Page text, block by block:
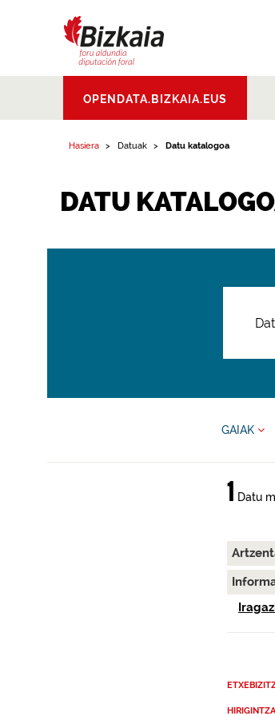
Aldundia.Diputacion
Foral de Bizkaia
OPENDATA.BIZKAIA.EUS
Hasiera Datuak Datu katalogoa
DATU
GAIAK
1 Datu